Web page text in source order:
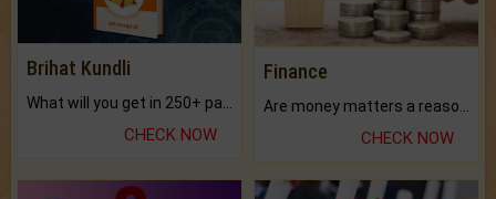
Brihat Kundli
CHECK NOW
Finance
CHECK NOW